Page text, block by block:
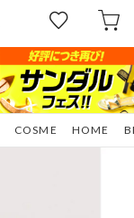
COSME HOME